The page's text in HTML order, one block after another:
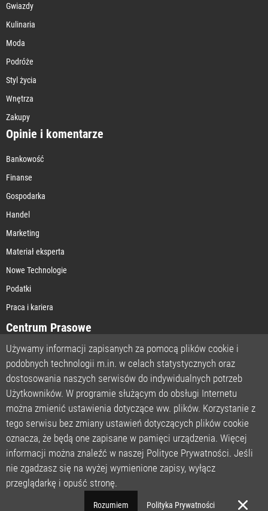
Gwiazdy
Kulinaria
Moda
Podróże
Styl życia
Wnętrza
Zakupy
Opinie i komentarze
Bankowość
Finanse
Gospodarka
Handel
Marketing
Materiał eksperta
Nowe Technologie
Podatki
Praca i kariera
Centrum Prasowe
STRONA GŁÓWNA
O NAS
POLITYKA PRYWATNOŚCI
REGULAMIN
LICENCJA
REJESTRACJA
KONTAKT
Używamy informacji zapisanych za pomocą plików cookie i
podobnych technologii m.in. w celach statystycznych oraz
dostosowania naszych serwisów do indywidualnych potrzeb
Użytkowników. W programie służącym do obsługi Internetu
można zmienić ustawienia dotyczące ww. plików. Korzystanie z
tego serwisu bez zmiany ustawień dotyczących plików cookie
oznacza, że będą one zapisane w pamięci urządzenia. Więcej
informacji można znaleźć w naszej Polityce Prywatności. Jeśli
nie zgadzasz się na wyżej wymienione zapisy, wyłącz
przeglądarkę i opuść stronę.
Rozumiem Polityka Prywatności